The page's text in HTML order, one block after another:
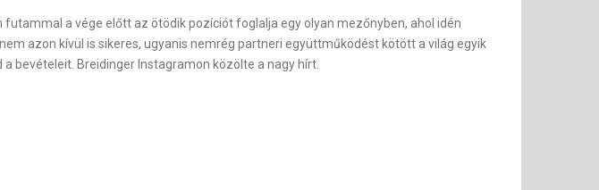
a vége előtt az ötödik pozíciót foglalja egy olyan mezőnyben, ahol idén
azon kívül is sikeres, ugyanis nemrég partneri együttműködést kötött a világ egyik
bevételeit. Breidinger Instagramon közölte a nagy hírt.